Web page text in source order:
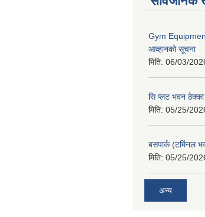
Gym Equipment
आव्हानको सूचना
मिति: 06/03/
सि प्लट भवन
मिति: 05/25/
बसपार्क (टर्मिनल
मिति: 05/25/
अन्य